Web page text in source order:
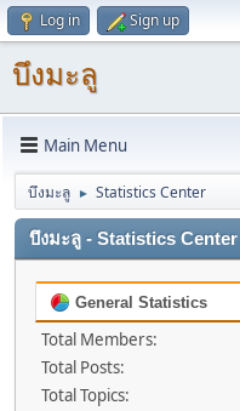
Log in Sign up
บึงมะลู
Main Menu
บึงมะลู ► Statistics Center
บึงมะลู - Statistics Center
General Statistics
Total Members:
Total Posts:
Total Topics: